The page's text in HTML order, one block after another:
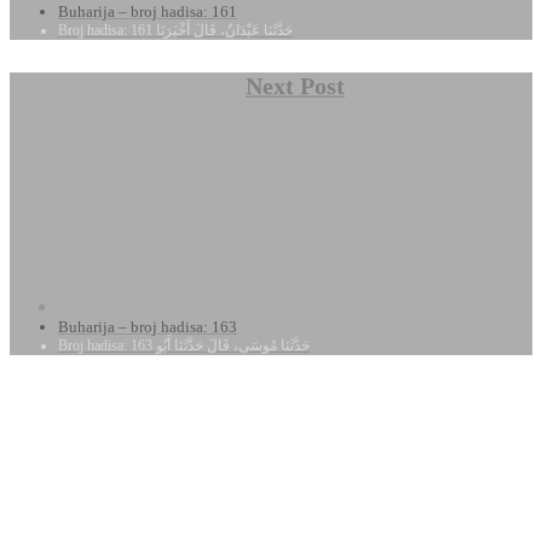
Buharija – broj hadisa: 161
Broj hadisa: 161 حَدَّثَنَا عَبْدَانُ، قَالَ أَخْبَرَنَا
Next Post
Buharija – broj hadisa: 163
Broj hadisa: 163 حَدَّثَنَا مُوسَى، قَالَ حَدَّثَنَا أَبُو